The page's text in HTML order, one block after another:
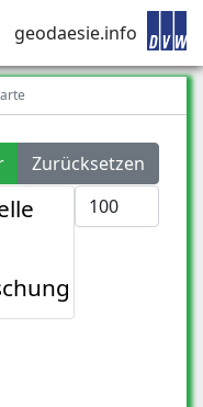
geodaesie.info
Zurücksetzen
Anzeige #